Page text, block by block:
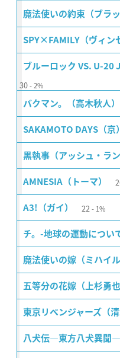
魔法使いの約束（ブラッ
SPY×FAMILY（ヴィン
ブルーロック VS. U-20
30 2%
バクマン。（高木秋人）
SAKAMOTO DAYS（京）
黒執事（アッシュ・ラン
AMNESIA（トーマ）
A3!（ガイ） 22 1%
チ。-地球の運動につい
魔法使いの嫁（ミハイ
五等分の花嫁（上杉勇也
東京リベンジャーズ（
八犬伝―東方八犬異聞―